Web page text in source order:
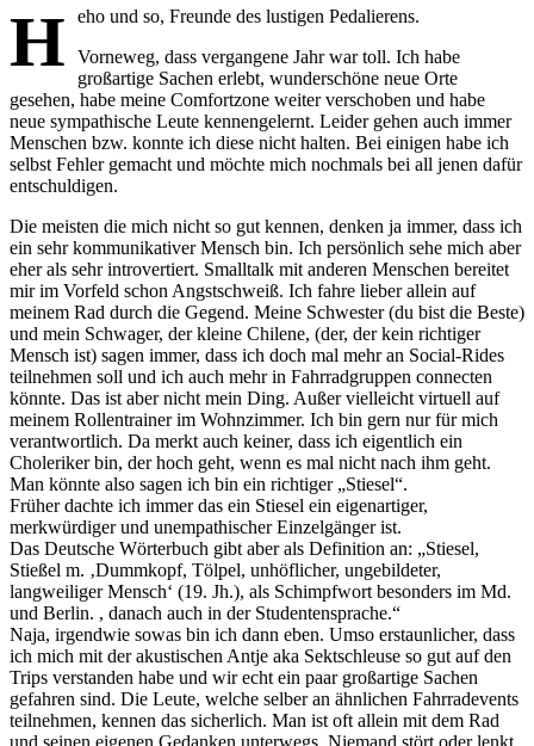
H
eho und so, Freunde des lustigen Pedalierens.
Vorneweg, dass vergangene Jahr war toll. Ich habe
großartige Sachen erlebt, wunderschöne neue Orte
gesehen, habe meine Comfortzone weiter verschoben und habe
neue sympathische Leute kennengelernt. Leider gehen auch immer
Menschen bzw. konnte ich diese nicht halten. Bei einigen habe ich
selbst Fehler gemacht und möchte mich nochmals bei all jenen dafür
entschuldigen.
Die meisten die mich nicht so gut kennen, denken ja immer, dass ich
ein sehr kommunikativer Mensch bin. Ich persönlich sehe mich aber
eher als sehr introvertiert. Smalltalk mit anderen Menschen bereitet
mir im Vorfeld schon Angstschweiß. Ich fahre lieber allein auf
meinem Rad durch die Gegend. Meine Schwester (du bist die Beste)
und mein Schwager, der kleine Chilene, (der, der kein richtiger
Mensch ist) sagen immer, dass ich doch mal mehr an Social-Rides
teilnehmen soll und ich auch mehr in Fahrradgruppen connecten
könnte. Das ist aber nicht mein Ding. Außer vielleicht virtuell auf
meinem Rollentrainer im Wohnzimmer. Ich bin gern nur für mich
verantwortlich. Da merkt auch keiner, dass ich eigentlich ein
Choleriker bin, der hoch geht, wenn es mal nicht nach ihm geht.
Man könnte also sagen ich bin ein richtiger „Stiesel“.
Früher dachte ich immer das ein Stiesel ein eigenartiger,
merkwürdiger und unempathischer Einzelgänger ist.
Das Deutsche Wörterbuch gibt aber als Definition an: „Stiesel,
Stießel m. ‚Dummkopf, Tölpel, unhöflicher, ungebildeter,
langweiliger Mensch‘ (19. Jh.), als Schimpfwort besonders im Md.
und Berlin. , danach auch in der Studentensprache.“
Naja, irgendwie sowas bin ich dann eben. Umso erstaunlicher, dass
ich mich mit der akustischen Antje aka Sektschleuse so gut auf den
Trips verstanden habe und wir echt ein paar großartige Sachen
gefahren sind. Die Leute, welche selber an ähnlichen Fahrradevents
teilnehmen, kennen das sicherlich. Man ist oft allein mit dem Rad
und seinen eigenen Gedanken unterwegs. Niemand stört oder lenkt